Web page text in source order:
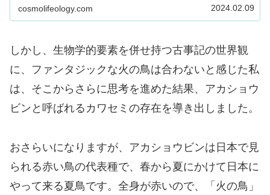
cosmolifeology.com 2024.02.09
しかし、生物学的要素を併せ持つ古事記の世界観
に、ファンタジックな火の鳥は合わないと感じた私
は、そこからさらに思考を進めた結果、アカショウ
ビンと呼ばれるカワセミの存在を導き出しました。
おさらいになりますが、アカショウビンは日本で見
られる赤い鳥の代表種で、春から夏にかけて日本に
やって来る夏鳥です。全身が赤いので、「火の鳥」